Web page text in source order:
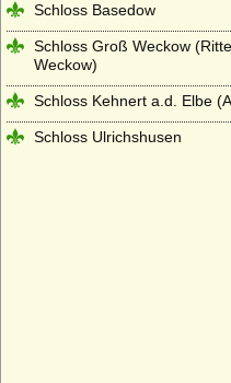
Schloss Basedow
Schloss Groß Weckow
Weckow)
Schloss Kehnert a.d. Elbe
Schloss Ulrichshusen